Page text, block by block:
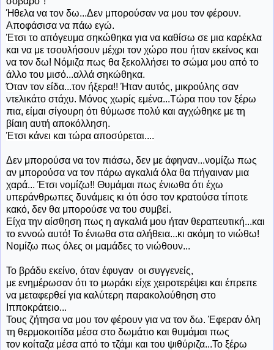
Ήθελα να τον δω...Δεν μπορούσαν να μου τον φέρουν.
Αποφάσισα να πάω εγώ.
Έτσι το απόγευμα σηκώθηκα για να καθίσω σε μια καρέκλα
και να με τσουλήσουν μέχρι τον χώρο που ήταν εκείνος και
να τον δω! Νόμιζα πως θα ξεκολλήσει το σώμα μου από το
άλλο του μισό...αλλά σηκώθηκα.
Όταν τον είδα...τον ήξερα!! Ήταν αυτός, μικρούλης σαν
ντελικάτο στάχυ. Μόνος χωρίς εμένα...Τώρα που τον ξέρω
πια, είμαι σίγουρη ότι θύμωσε πολύ και αγχώθηκε με τη
βίαιη αυτή αποκόλληση.
Έτσι κάνει και τώρα αποσύρεται....
Δεν μπορούσα να τον πιάσω, δεν με άφηναν...νομίζω πως
αν μπορούσα να τον πάρω αγκαλιά όλα θα πήγαιναν μια
χαρά... Έτσι νομίζω!! Θυμάμαι πως ένιωθα ότι έχω
υπεράνθρωπες δυνάμεις κι ότι όσο τον κρατούσα τίποτε
κακό, δεν θα μπορούσε να του συμβεί.
Είχα την αίσθηση πως η αγκαλιά μου ήταν θεραπευτική...και
το εννοώ αυτό! Το ένιωθα στα αλήθεια...κι ακόμη το νιώθω!
Νομίζω πως όλες οι μαμάδες το νιώθουν...
Το βράδυ εκείνο, όταν έφυγαν οι συγγενείς,
με ενημέρωσαν ότι το μωράκι είχε χειροτερέψει και έπρεπε
να μεταφερθεί για καλύτερη παρακολούθηση στο
Ιπποκράτειο...
Τους ζήτησα να μου τον φέρουν για να τον δω. Έφεραν όλη
τη θερμοκοιτίδα μέσα στο δωμάτιο και θυμάμαι πως
τον κοίταζα μέσα από το τζάμι και του ψιθύριζα...Το ξέρω